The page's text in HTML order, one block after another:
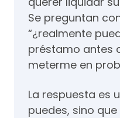
Se preguntan
“¿realmente
préstamo antes
meterme en
La respuesta es
puedes, sino